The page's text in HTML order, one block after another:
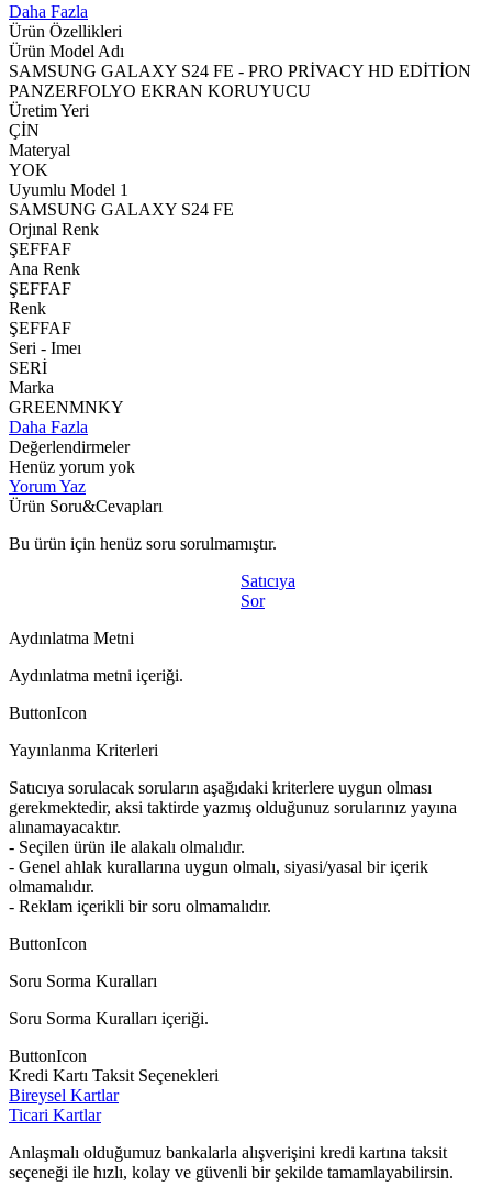
Daha Fazla
Ürün Özellikleri
Ürün Model Adı
SAMSUNG GALAXY S24 FE - PRO PRİVACY HD EDİTİON
PANZERFOLYO EKRAN KORUYUCU
Üretim Yeri
ÇİN
Materyal
YOK
Uyumlu Model 1
SAMSUNG GALAXY S24 FE
Orjınal Renk
ŞEFFAF
Ana Renk
ŞEFFAF
Renk
ŞEFFAF
Seri - Imeı
SERİ
Marka
GREENMNKY
Daha Fazla
Değerlendirmeler
Henüz yorum yok
Yorum Yaz
Ürün Soru&Cevapları
Bu ürün için henüz soru sorulmamıştır.
Satıcıya
Sor
Aydınlatma Metni
Aydınlatma metni içeriği.
ButtonIcon
Yayınlanma Kriterleri
Satıcıya sorulacak soruların aşağıdaki kriterlere uygun olması
gerekmektedir, aksi taktirde yazmış olduğunuz sorularınız yayına
alınamayacaktır.
- Seçilen ürün ile alakalı olmalıdır.
- Genel ahlak kurallarına uygun olmalı, siyasi/yasal bir içerik
olmamalıdır.
- Reklam içerikli bir soru olmamalıdır.
ButtonIcon
Soru Sorma Kuralları
Soru Sorma Kuralları içeriği.
ButtonIcon
Kredi Kartı Taksit Seçenekleri
Bireysel Kartlar
Ticari Kartlar
Anlaşmalı olduğumuz bankalarla alışverişini kredi kartına taksit
seçeneği ile hızlı, kolay ve güvenli bir şekilde tamamlayabilirsin.